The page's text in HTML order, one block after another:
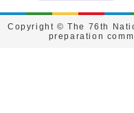
Copyright © The 76th
preparation